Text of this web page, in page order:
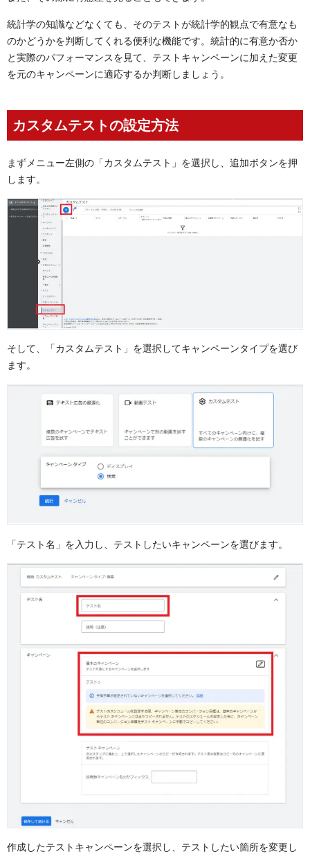
統計学の知識などなくても、そのテストが統計学的観点で有意なも
のかどうかを判断してくれる便利な機能です。統計的に有意か否か
と実際のパフォーマンスを見て、テストキャンペーンに加えた変更
を元のキャンペーンに適応するか判断しましょう。
カスタムテストの設定方法
まずメニュー左側の「カスタムテスト」を選択し、追加ボタンを押
します。
そして、「カスタムテスト」を選択してキャンペーンタイプを選び
ます。
「テスト名」を入力し、テストしたいキャンペーンを選びます。
作成したテストキャンペーンを選択し、テストしたい箇所を変更し